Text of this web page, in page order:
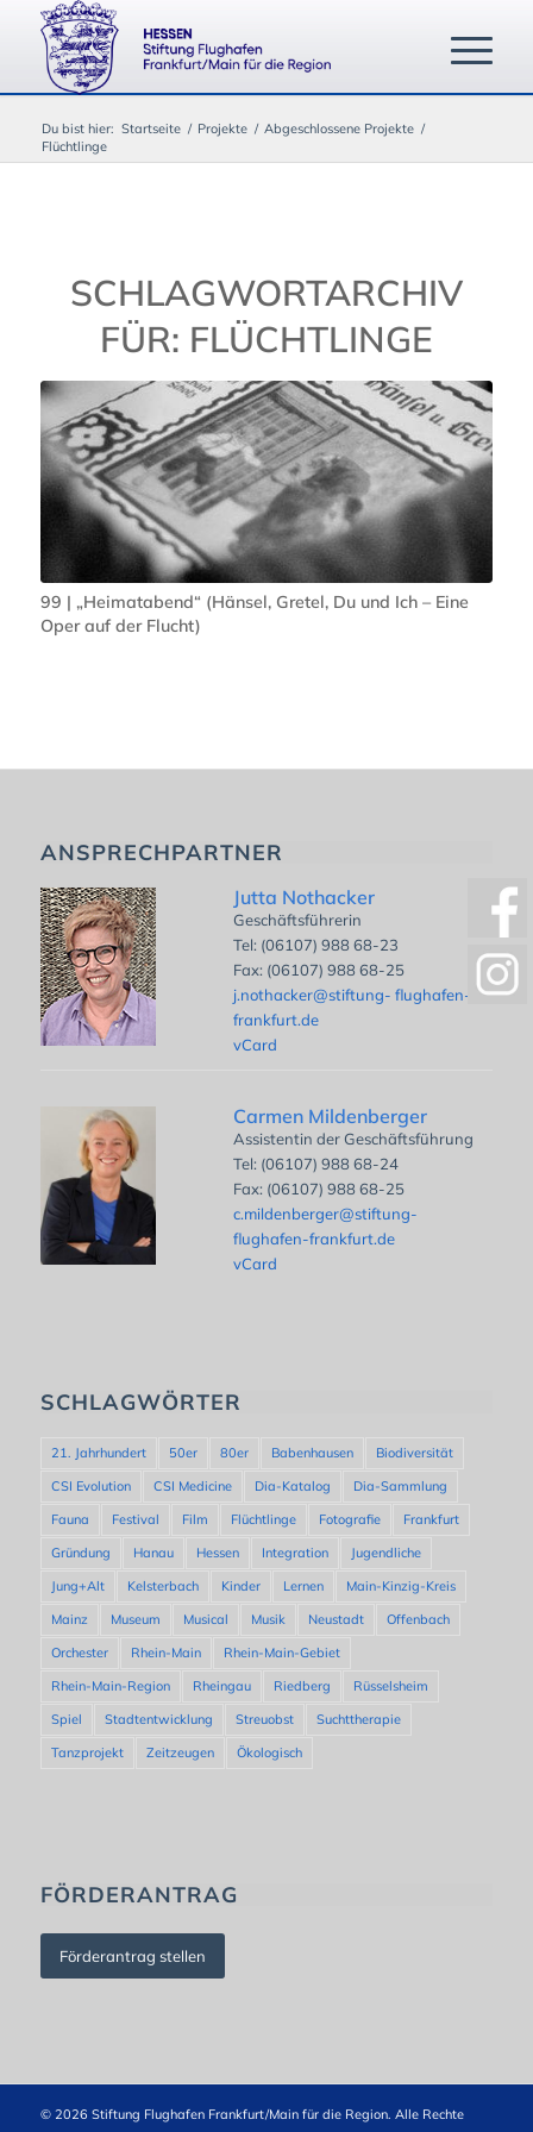
Du bist hier: Startseite / Projekte / Abgeschlossene Projekte /
Flüchtlinge
SCHLAGWORTARCHIV
FÜR: FLÜCHTLINGE
99 | „Heimatabend“ (Hänsel, Gretel, Du und Ich – Eine
Oper auf der Flucht)
ANSPRECHPARTNER
Jutta Nothacker
Geschäftsführerin
Tel: (06107) 988 68-23
Fax: (06107) 988 68-25
j.nothacker@stiftung- flughafen-
frankfurt.de
vCard
Carmen Mildenberger
Assistentin der Geschäftsführung
Tel: (06107) 988 68-24
Fax: (06107) 988 68-25
c.mildenberger@stiftung-
flughafen-frankfurt.de
vCard
SCHLAGWÖRTER
21. Jahrhundert 50er 80er Babenhausen
Biodiversität
CSI Evolution
CSI Medicine Dia-Katalog
Dia-Sammlung
Fauna
Festival Film Flüchtlinge Fotografie
Frankfurt
Gründung
Hanau Hessen Integration
Jugendliche
Jung+Alt
Kelsterbach Kinder Lernen
Main-Kinzig-Kreis
Mainz
Museum Musical Musik Neustadt
Offenbach
Orchester
Rhein-Main
Rhein-Main-Gebiet
Rhein-Main-Region
Rheingau Riedberg
Rüsselsheim
Spiel
Stadtentwicklung Streuobst
Suchttherapie
Tanzprojekt
Zeitzeugen Ökologisch
FÖRDERANTRAG
Förderantrag stellen
© 2026 Stiftung Flughafen Frankfurt/Main für die Region. Alle Rechte